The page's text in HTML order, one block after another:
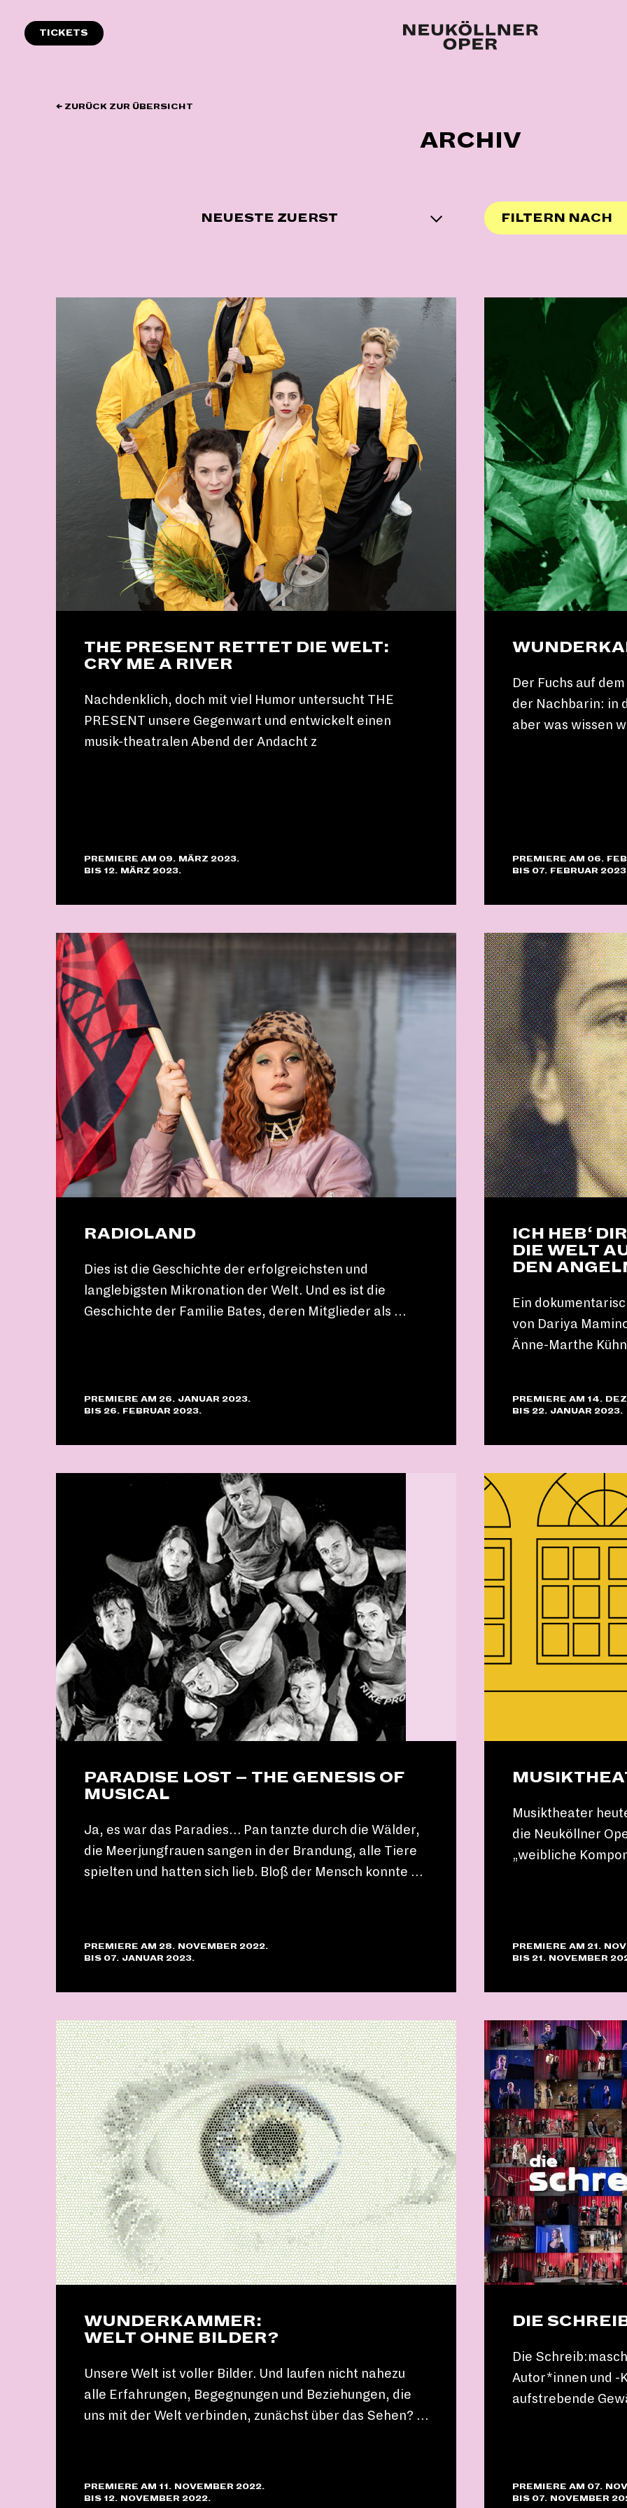
Inhalt
springen
TICKETS
← ZURÜCK ZUR ÜBERSICHT
ARCHIV
NEUESTE ZUERST FILTERN NACH
THE PRESENT RETTET DIE WELT:
CRY ME A RIVER
Nachdenklich, doch mit viel Humor untersucht THE
PRESENT unsere Gegenwart und entwickelt einen
musik-theatralen Abend der Andacht z
PREMIERE AM 09. MÄRZ 2023.
BIS 12. MÄRZ 2023.
Der Fuchs auf
der Nachbarin: in
aber was wissen
PREMIERE AM 06.
BIS 07. FEBRUAR
RADIOLAND
Dies ist die Geschichte der erfolgreichsten und
langlebigsten Mikronation der Welt. Und es ist die
Geschichte der Familie Bates, deren Mitglieder als …
PREMIERE AM 26. JANUAR 2023.
BIS 26. FEBRUAR 2023.
ICH HEB‘ DIR
DIE WELT
DEN
Ein
von Dariya
Änne-Marthe
PREMIERE AM 14.
BIS 22. JANUAR 2023.
PARADISE LOST – THE GENESIS OF
MUSICAL
Ja, es war das Paradies… Pan tanzte durch die Wälder,
die Meerjungfrauen sangen in der Brandung, alle Tiere
spielten und hatten sich lieb. Bloß der Mensch konnte …
PREMIERE AM 28. NOVEMBER 2022.
BIS 07. JANUAR 2023.
Musiktheater
die Neuköllner
„weibliche
PREMIERE AM 21.
BIS 21. NOVEMBER
WUNDERKAMMER:
WELT OHNE BILDER?
Unsere Welt ist voller Bilder. Und laufen nicht nahezu
alle Erfahrungen, Begegnungen und Beziehungen, die
uns mit der Welt verbinden, zunächst über das Sehen? …
PREMIERE AM 11. NOVEMBER 2022.
BIS 12. NOVEMBER 2022.
DIE
Die
Autor*innen und -
aufstrebende
PREMIERE AM 07.
BIS 07. NOVEMBER